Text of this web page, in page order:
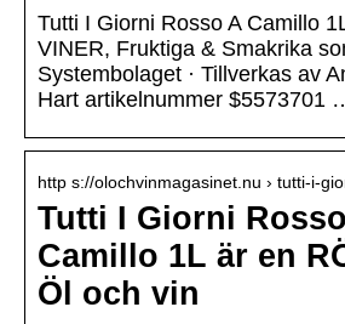
Tutti I Giorni Rosso A Camillo
VINER, Fruktiga & Smakrika
Systembolaget · Tillverkas av
Hart artikelnummer $5573701
http s://olochvinmagasinet.nu › tutti-i-
Tutti I Giorni
Camillo 1L är en
Öl och vin